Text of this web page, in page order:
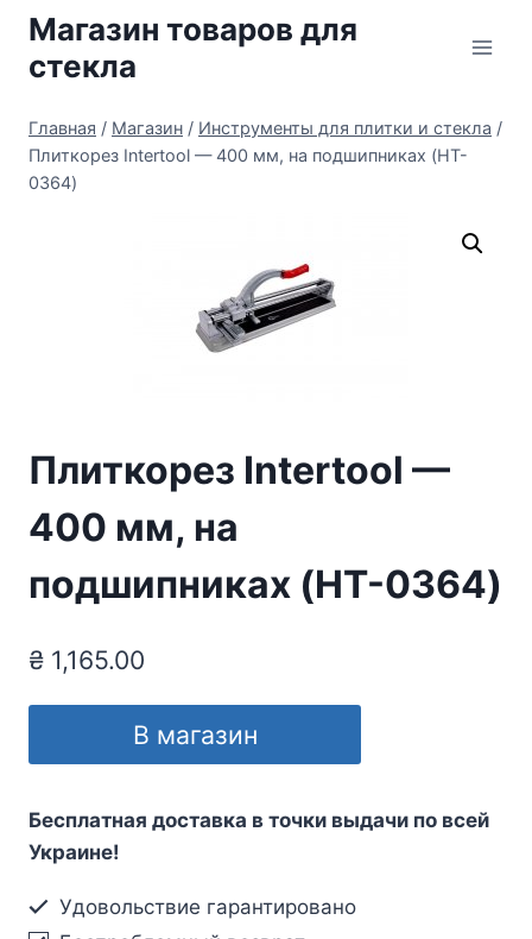
Перейти
содержимому
Магазин товаров для
стекла
Главная / Магазин / Инструменты для плитки и стекла /
Плиткорез Intertool — 400 мм, на подшипниках (HT-
0364)
Плиткорез Intertool —
400 мм, на
подшипниках (HT-0364)
₴ 1,165.00
В магазин
Бесплатная доставка в точки выдачи по всей
Украине!
Удовольствие гарантировано